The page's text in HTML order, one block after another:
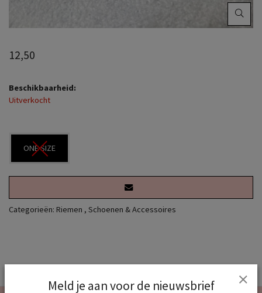
12,50
Beschikbaarheid:
Uitverkocht
ONE SIZE
Categorieën: Riemen , Schoenen & Accessoires
Meld je aan voor de nieuwsbrief